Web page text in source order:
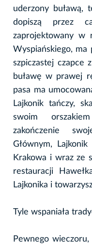
uderzony buławą,
dopiszą przez
zaprojektowany w
Wyspiańskiego, ma
szpiczastej czapce
buławę w prawej
pasa ma
Lajkonik tańczy,
swoim
zakończenie
Głównym,
Krakowa i wraz ze
restauracji
Lajkonika i
Tyle wspaniała
Pewnego